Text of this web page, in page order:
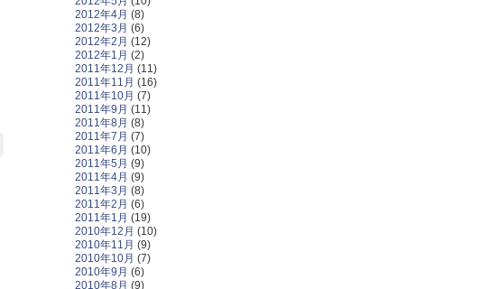
2012年4月 (8)
2012年3月 (6)
2012年2月 (12)
2012年1月 (2)
2011年12月 (11)
2011年11月 (16)
2011年10月 (7)
2011年9月 (11)
2011年8月 (8)
2011年7月 (7)
2011年6月 (10)
2011年5月 (9)
2011年4月 (9)
2011年3月 (8)
2011年2月 (6)
2011年1月 (19)
2010年12月 (10)
2010年11月 (9)
2010年10月 (7)
2010年9月 (6)
2010年8月 (9)